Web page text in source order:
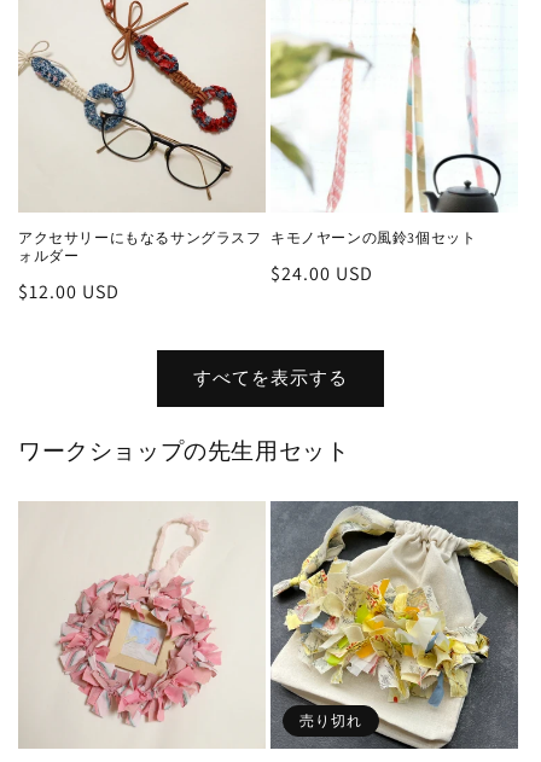
アクセサリーにもなるサングラスフ
ォルダー
通
$12.00 USD
キモノヤーンの風鈴3個セット
通
格
$24.00 USD
すべてを表示する
ワークショップの先生用セット
売り切れ